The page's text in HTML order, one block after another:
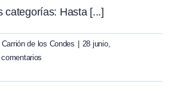
categorías: Hasta [...]
de los Condes
28 junio,